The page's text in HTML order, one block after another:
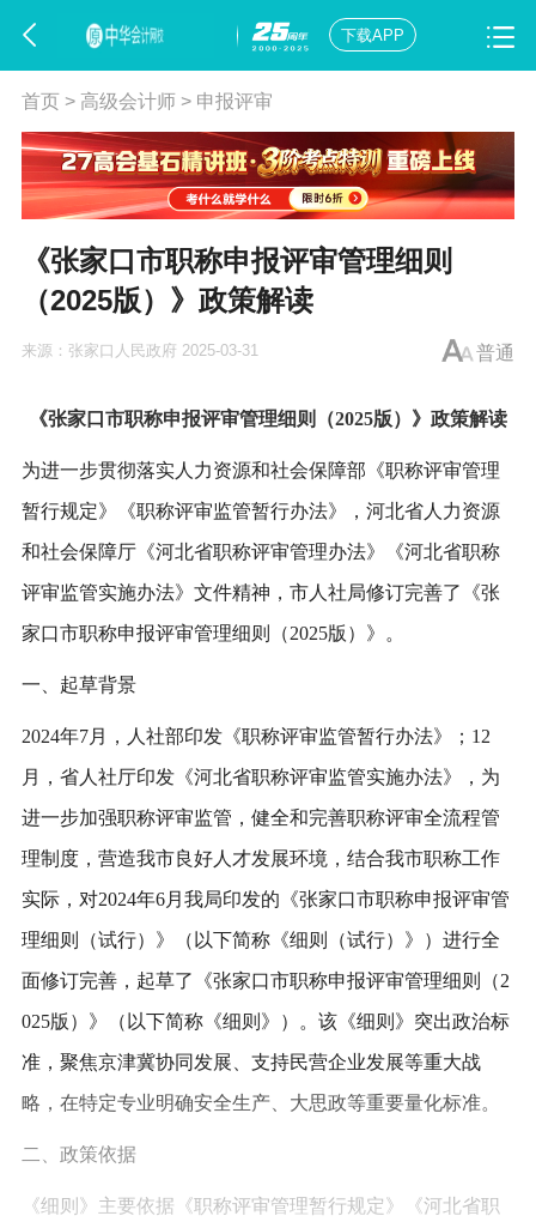
下载APP
首页> 高级会计师> 申报评审
​《张家口市职称申报评审管理细则
（2025版）》政策解读
普通
来源： 张家口人民政府 2025-03-31
《张家口市职称申报评审管理细则（2025版）》政策解读
为进一步贯彻落实人力资源和社会保障部《职称评审管理
暂行规定》《职称评审监管暂行办法》，河北省人力资源
和社会保障厅《河北省职称评审管理办法》《河北省职称
评审监管实施办法》文件精神，市人社局修订完善了《张
家口市职称申报评审管理细则（2025版）》。
一、起草背景
2024年7月，人社部印发《职称评审监管暂行办法》；12
月，省人社厅印发《河北省职称评审监管实施办法》，为
进一步加强职称评审监管，健全和完善职称评审全流程管
理制度，营造我市良好人才发展环境，结合我市职称工作
实际，对2024年6月我局印发的《张家口市职称申报评审管
理细则（试行）》（以下简称《细则（试行）》）进行全
面修订完善，起草了《张家口市职称申报评审管理细则（2
025版）》（以下简称《细则》）。该《细则》突出政治标
准，聚焦京津冀协同发展、支持民营企业发展等重大战
略，在特定专业明确安全生产、大思政等重要量化标准。
二、政策依据
《细则》主要依据《职称评审管理暂行规定》《河北省职